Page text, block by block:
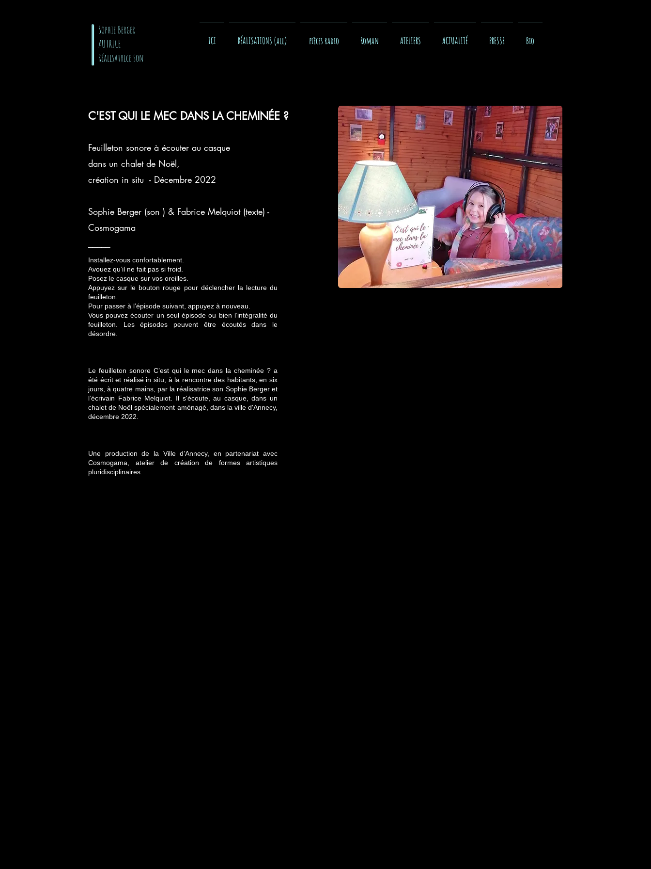
​ Sophie Berger
AUTRICE
Réalisatrice son
ICI RÉALISATIONS (all) pièces radio Roman ATELIERS ACTUALITÉ PRESSE Bio
C'EST QUI LE MEC DANS LA CHEMINÉE ?
Feuilleton sonore à écouter au casque
dans un chalet de Noël,
création in situ - Décembre 2022
Sophie Berger (son ) & Fabrice Melquiot (texte) -
Cosmogama
Installez-vous confortablement.
Avouez qu’il ne fait pas si froid.
Posez le casque sur vos oreilles.
Appuyez sur le bouton rouge pour déclencher la lecture du
feuilleton.
Pour passer à l’épisode suivant, appuyez à nouveau.
Vous pouvez écouter un seul épisode ou bien l’intégralité du
feuilleton. Les épisodes peuvent être écoutés dans le
désordre.
Le feuilleton sonore C’est qui le mec dans la cheminée ? a
été écrit et réalisé in situ, à la rencontre des habitants, en six
jours, à quatre mains, par la réalisatrice son Sophie Berger et
l’écrivain Fabrice Melquiot. Il s'écoute, au casque, dans un
chalet de Noël spécialement aménagé, dans la ville d'Annecy,
décembre 2022.
Une production de la Ville d’Annecy, en partenariat avec
Cosmogama, atelier de création de formes artistiques
pluridisciplinaires.